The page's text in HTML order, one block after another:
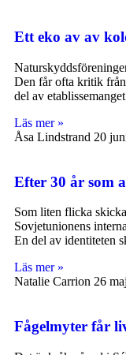
Ett eko av av
Den får ofta kritik
del av
Läs mer »
Åsa Lindstrand 20
Efter 30 år som
Som liten flicka
Sovjetunionens
En del av identiteten
Läs mer »
Natalie Carrion 26
Fågelmyter får